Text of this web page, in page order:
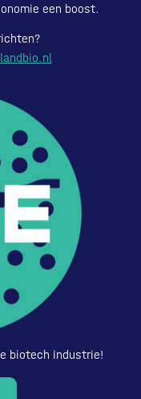
een boost.
biotech industrie!